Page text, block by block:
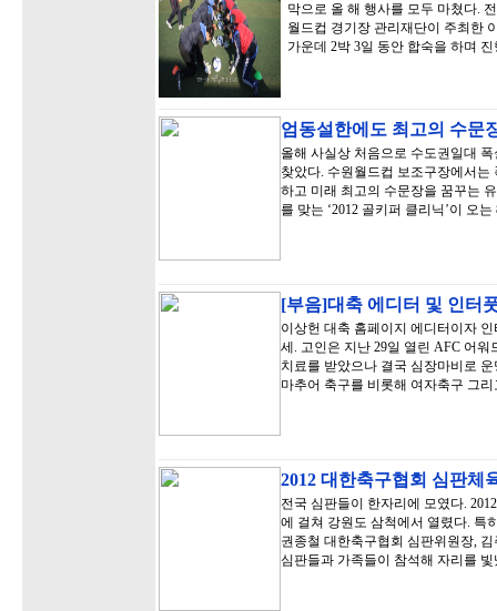
막으로 올 해 행사를 모두 마쳤다.
월드컵 경기장 관리재단이 주최한
가운데 2박 3일 동안 합숙을 하며
엄동설한에도 최고의 수문
올해 사실상 처음으로 수도권일대
찾았다. 수원월드컵 보조구장에서
하고 미래 최고의 수문장을 꿈꾸는
를 맞는 ‘2012 골키퍼 클리닉’이 오
[부음]대축 에디터 및 인터
이상헌 대축 홈페이지 에디터이자
세. 고인은 지난 29일 열린 AFC 어
치료를 받았으나 결국 심장마비로
마추어 축구를 비롯해 여자축구 그
2012 대한축구협회 심판체
전국 심판들이 한자리에 모였다.
에 걸쳐 강원도 삼척에서 열렸다. 특
권종철 대한축구협회 심판위원장,
심판들과 가족들이 참석해 자리를